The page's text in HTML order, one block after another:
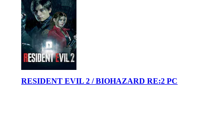
RESIDENT EVIL 2 / BIOHAZARD RE:2 PC